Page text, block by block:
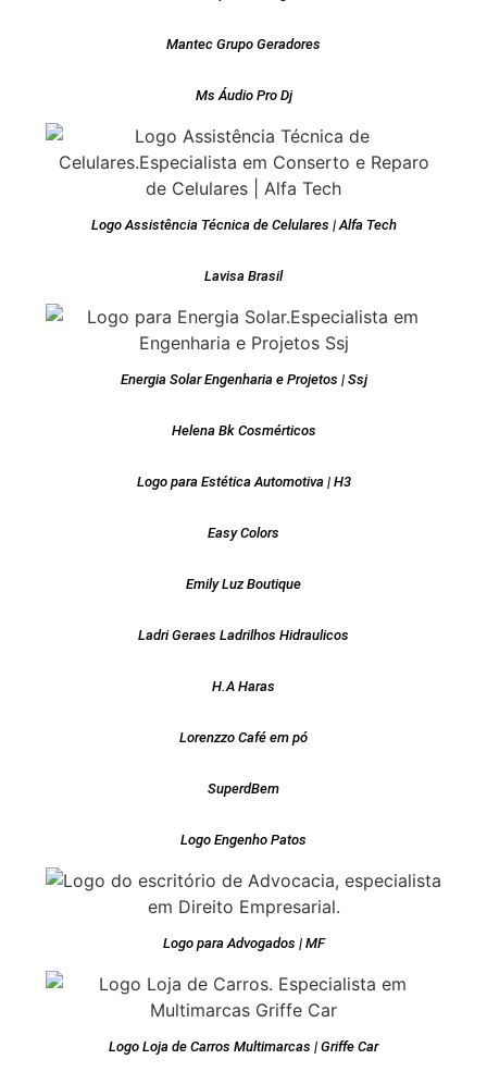
Mantec Grupo Geradores
Ms Áudio Pro Dj
Logo Assistência Técnica de Celulares | Alfa Tech
Lavisa Brasil
Energia Solar Engenharia e Projetos | Ssj
Helena Bk Cosmérticos
Logo para Estética Automotiva | H3
Easy Colors
Emily Luz Boutique
Ladri Geraes Ladrilhos Hidraulicos
H.A Haras
Lorenzzo Café em pó
SuperdBem
Logo Engenho Patos
Logo para Advogados | MF
Logo Loja de Carros Multimarcas | Griffe Car